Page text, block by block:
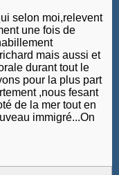
selon moi,relevent
une fois de
mais aussi et
durant tout le
pour la plus part
,nous fesant
de la mer tout en
immigré...On